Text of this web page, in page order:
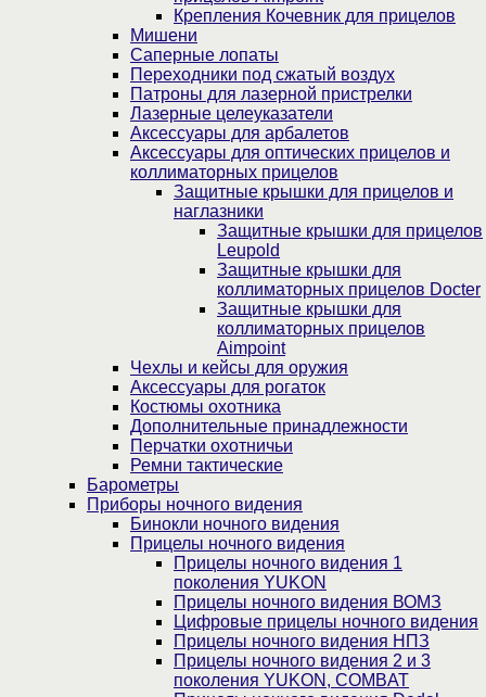
Крепления Кочевник для прицелов
Мишени
Саперные лопаты
Переходники под сжатый воздух
Патроны для лазерной пристрелки
Лазерные целеуказатели
Аксессуары для арбалетов
Аксессуары для оптических прицелов и
коллиматорных прицелов
Защитные крышки для прицелов и
наглазники
Защитные крышки для прицелов
Leupold
Защитные крышки для
коллиматорных прицелов Docter
Защитные крышки для
коллиматорных прицелов
Aimpoint
Чехлы и кейсы для оружия
Аксессуары для рогаток
Костюмы охотника
Дополнительные принадлежности
Перчатки охотничьи
Ремни тактические
Барометры
Приборы ночного видения
Бинокли ночного видения
Прицелы ночного видения
Прицелы ночного видения 1
поколения YUKON
Прицелы ночного видения ВОМЗ
Цифровые прицелы ночного видения
Прицелы ночного видения НПЗ
Прицелы ночного видения 2 и 3
поколения YUKON, COMBAT